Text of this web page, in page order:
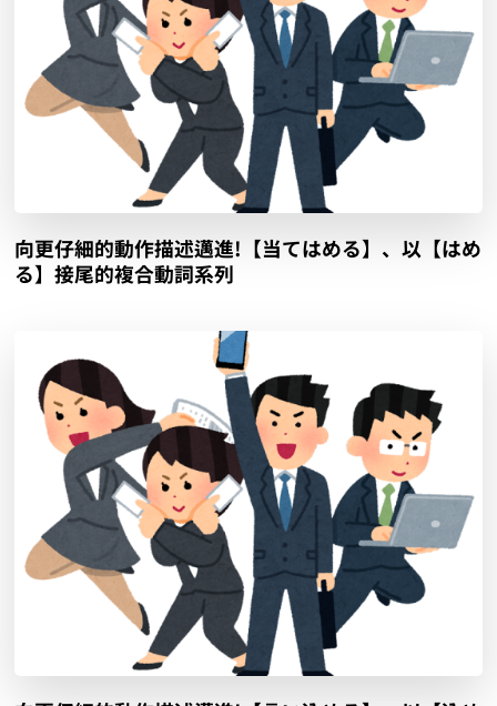
向更仔細的動作描述邁進!【当てはめる】、以【はめ
る】接尾的複合動詞系列